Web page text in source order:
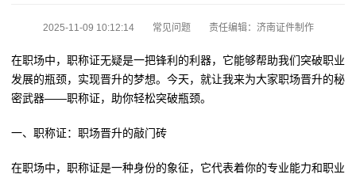
2025-11-09 10:12:14 常见问题 责任编辑：济南证件制作
在职场中，职称证无疑是一把锋利的利器，它能够帮助我们突破职业
发展的瓶颈，实现晋升的梦想。今天，就让我来为大家职场晋升的秘
密武器——职称证，助你轻松突破瓶颈。
一、职称证：职场晋升的敲门砖
在职场中，职称证是一种身份的象征，它代表着你的专业能力和职业